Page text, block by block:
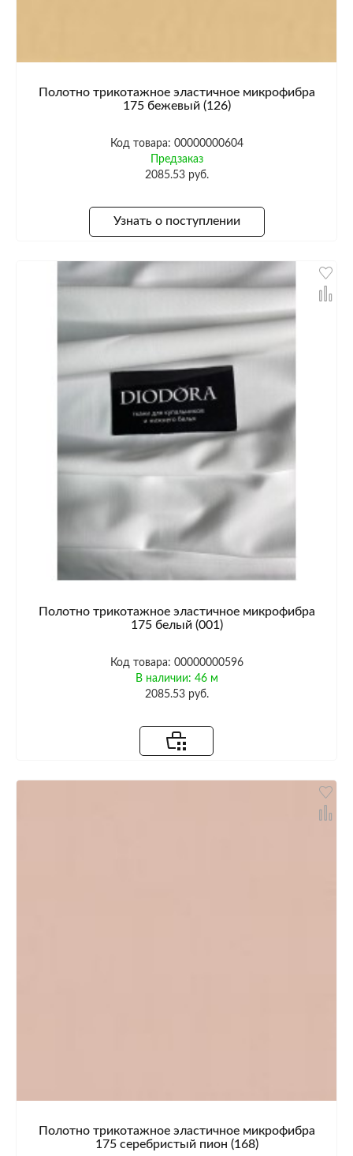
Полотно трикотажное эластичное микрофибра
175 бежевый (126)
Код товара: 00000000604
Предзаказ
2085.53 руб.
Узнать о поступлении
Полотно трикотажное эластичное микрофибра
175 белый (001)
Код товара: 00000000596
В наличии: 46 м
2085.53 руб.
Полотно трикотажное эластичное микрофибра
175 серебристый пион (168)